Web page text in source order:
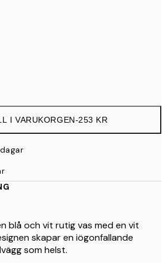
I VARUKORGEN-253 KR
blå och vit rutig vas med en vit
skapar en iögonfallande
som helst.